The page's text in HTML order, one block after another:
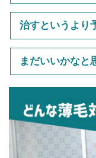
治すというより
まだいいかなと